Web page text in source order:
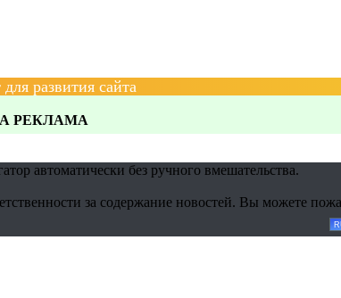
развития сайта
РЕКЛАМА
автоматически без ручного вмешательства.
за содержание новостей. Вы можете